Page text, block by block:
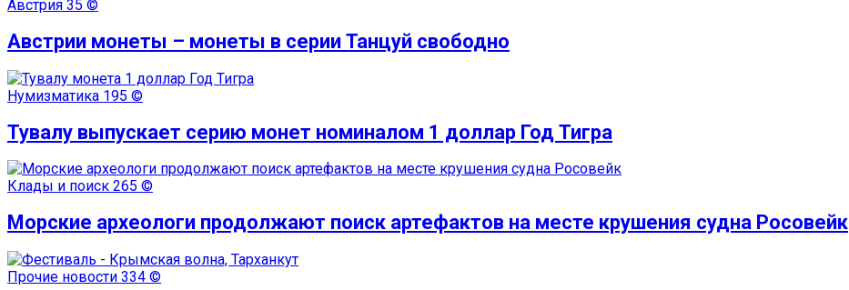
Австрия 35 ©
Австрии монеты – монеты в серии Танцуй свободно
Нумизматика 195 ©
Тувалу выпускает серию монет номиналом 1 доллар Год Тигра
Клады и поиск 265 ©
Морские археологи продолжают поиск артефактов на месте крушения судна Росовейк
Прочие новости 334 ©